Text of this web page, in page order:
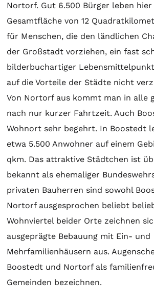
Nortorf. Gut 6.500 Bürger leben hier
Gesamtfläche von 12
für Menschen, die den ländlichen
der Großstadt vorziehen, ein fast
bilderbuchartiger
auf die Vorteile der Städte nicht
Von Nortorf aus kommt man in alle
nach nur kurzer Fahrtzeit. Auch
Wohnort sehr begehrt. In Boostedt
etwa 5.500 Anwohner auf einem
qkm. Das attraktive Städtchen ist
bekannt als ehemaliger
privaten Bauherren sind sowohl
Nortorf ausgesprochen beliebt
Wohnviertel beider Orte zeichnen
ausgeprägte Bebauung mit Ein- und
Mehrfamilienhäusern aus.
Boostedt und Nortorf als
Gemeinden bezeichnen.